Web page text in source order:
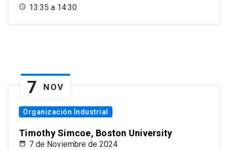
13:35 a 14:30
7 NOV
Organización Industrial
Timothy Simcoe, Boston University
7 de Noviembre de 2024